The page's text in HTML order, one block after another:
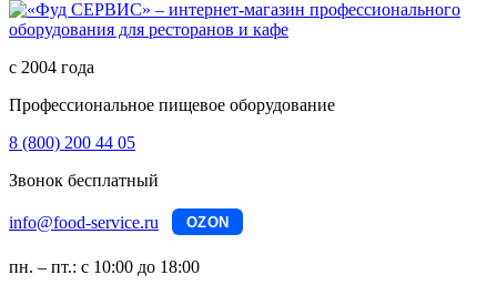
с 2004 года
Профессиональное пищевое оборудование
8 (800) 200 44 05
Звонок бесплатный
info@food-service.ru OZON
пн. – пт.: с 10:00 до 18:00